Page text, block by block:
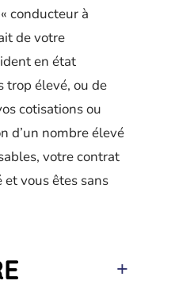
conducteur à
de votre
en état
trop élevé, ou de
cotisations ou
d’un nombre élevé
votre contrat
et vous êtes sans